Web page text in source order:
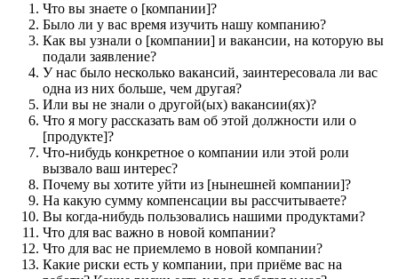
Что вы знаете о [компании]?
Было ли у вас время изучить нашу компанию?
Как вы узнали о [компании] и вакансии, на которую вы
подали заявление?
У нас было несколько вакансий, заинтересовала ли вас
одна из них больше, чем другая?
Или вы не знали о другой(ых) вакансии(ях)?
Что я могу рассказать вам об этой должности или о
[продукте]?
Что-нибудь конкретное о компании или этой роли
вызвало ваш интерес?
Почему вы хотите уйти из [нынешней компании]?
На какую сумму компенсации вы рассчитываете?
Вы когда-нибудь пользовались нашими продуктами?
Что для вас важно в новой компании?
Что для вас не приемлемо в новой компании?
Какие риски есть у компании, при приёме вас на